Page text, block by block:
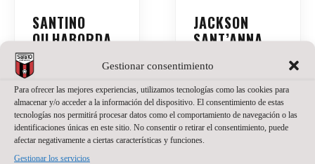
Gestionar consentimiento
Para ofrecer las mejores experiencias, utilizamos tecnologías como las cookies para
almacenar y/o acceder a la información del dispositivo. El consentimiento de estas
tecnologías nos permitirá procesar datos como el comportamiento de navegación o las
identificaciones únicas en este sitio. No consentir o retirar el consentimiento, puede
afectar negativamente a ciertas características y funciones.
Gestionar los servicios
SANTINO
OILHABORDA,
UNA APUESTA
DE PRESENTE
Y FUTURO
PARA EL
WANAPIX
27 de julio de 2026
hay comentarios
JACKSON
SANT’ANNA,
PORTERO DE
WANAPIX
20 de julio de 2026
No
hay comentarios
La portería del